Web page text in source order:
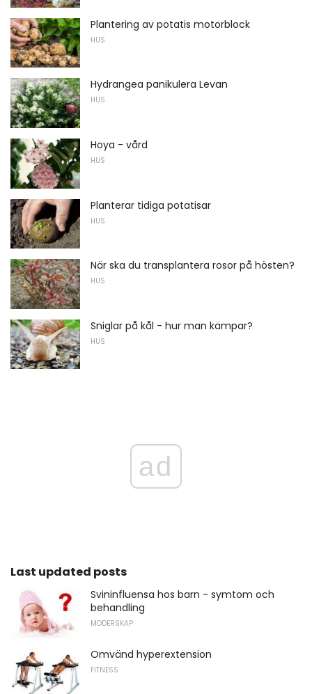
Plantering av potatis motorblock
HUS
Hydrangea panikulera Levan
HUS
Hoya - vård
HUS
Planterar tidiga potatisar
HUS
När ska du transplantera rosor på hösten?
HUS
Sniglar på kål - hur man kämpar?
HUS
ad
Last updated posts
Svininfluensa hos barn - symtom och
behandling
MODERSKAP
Omvänd hyperextension
FITNESS